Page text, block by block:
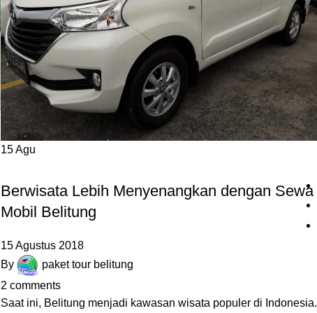
15Agu
Berwisata Lebih Menyenangkan dengan Sewa
Mobil Belitung
15 Agustus 2018
By
paket tour belitung
2 comments
Saat ini, Belitung menjadi kawasan wisata populer di Indonesia.